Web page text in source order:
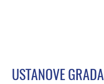
USTANOVE GRADA